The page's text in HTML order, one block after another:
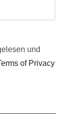
und
of Privacy